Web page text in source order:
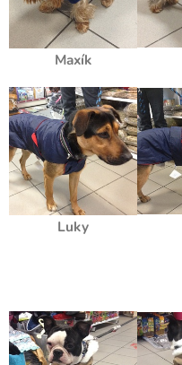
Maxík
Luky